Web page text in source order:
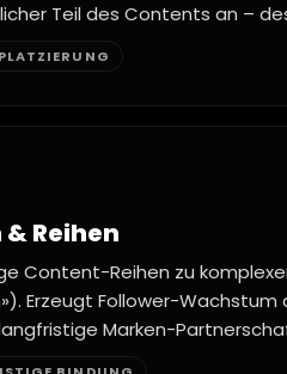
Teil des Contents an –
Reihen
Content-Reihen zu
Erzeugt Follower-
Marken-